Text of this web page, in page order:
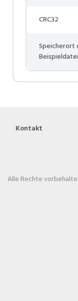
CRC32
Speicherort
Beispieldatei
Kontakt
Alle Rechte